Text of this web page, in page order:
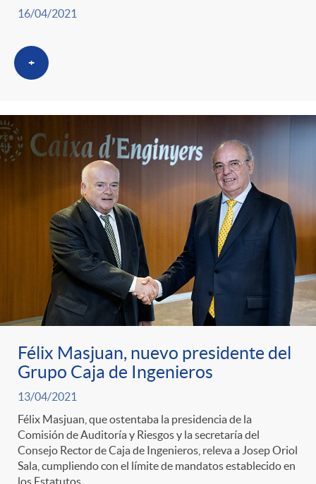
16/04/2021
+
Félix Masjuan, nuevo presidente del
Grupo Caja de Ingenieros
13/04/2021
Félix Masjuan, que ostentaba la presidencia de la
Comisión de Auditoría y Riesgos y la secretaría del
Consejo Rector de Caja de Ingenieros, releva a Josep Oriol
Sala, cumpliendo con el límite de mandatos establecido en
los Estatutos